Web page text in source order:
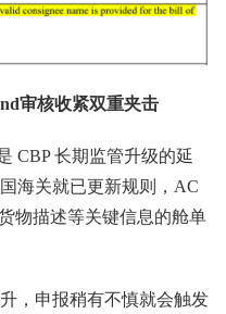
审核收紧双重夹击
CBP 长期监管升级的延
海关就已更新规则，AC
物描述等关键信息的舱单
，申报稍有不慎就会触发